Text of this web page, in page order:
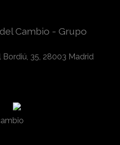
Cambio - Grupo
Bordiú, 35, 28003 Madrid